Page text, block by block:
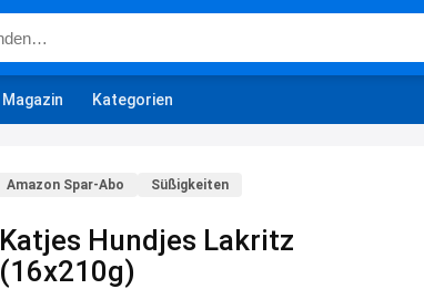
Magazin Kategorien
Amazon Spar-Abo Süßigkeiten
Katjes Hundjes Lakritz
(16x210g)